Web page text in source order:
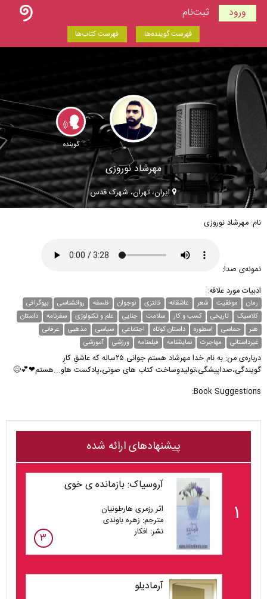
ورود ثبت‌نام
فهرست گوینده‌ها فهرست کتاب‌ها
گوینده
مهرشاد نوروزی
ایران، تهران، شهرک قدس
نام: مهرشاد نوروزی
نمونه‌ی صدا:
ادبیات مورد علاقه:
رمان موفقیت شعر عاشقانه فانتزی نوجوان فلسفه روانشناسی
بیوگرافی
کلاسیک
تاریخی کسب و کار سلامت جنایی علم و تکنولوژی سفرنامه
داستان
هنر
حماسی اسطوره داستان کوتاه اجتماعی سیاسی مذهبی
عرفانی
غیر‌داستانی
مهاجرت نمایشنامه فیلمنامه ورزشی آموزشی
درباره‌ی من: به نام خدا مهرشاد هستم جوانی ۲۵ساله که عاشقِ کارِ
گویندگی،صداپیشگی،تولیدوساخت کتاب های صوتی،پادکست هاو...هستم❤💕😊
Book Suggestions:
پیشنهادهای ارائه شده
۱
آروسیاک: بازمانده ی خوی
اثر رزمری هارطونیان
مترجم: زهره باوندی
نشر: افکار
۳
آرمادیلو